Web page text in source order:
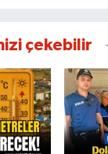
çekebilir